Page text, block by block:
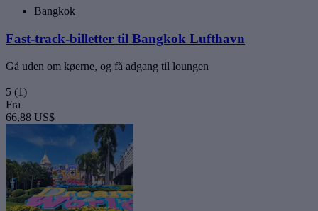
Bangkok
Fast-track-billetter til Bangkok Lufthavn
Gå uden om køerne, og få adgang til loungen
5 (1)
Fra
66,88 US$